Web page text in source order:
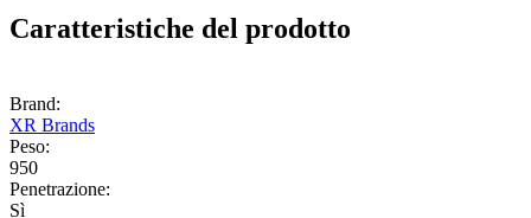
Caratteristiche del prodotto
Brand:
XR Brands
Peso:
950
Penetrazione:
Sì